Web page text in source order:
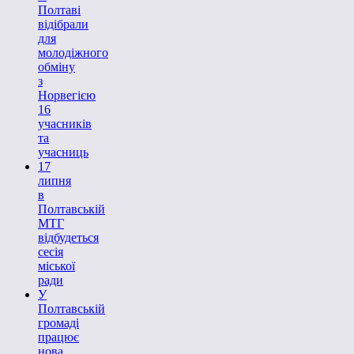
Полтаві
відібрали
для
молодіжного
обміну
з
Норвегією
16
учасників
та
учасниць
17
липня
в
Полтавській
МТГ
відбудеться
сесія
міської
ради
У
Полтавській
громаді
працює